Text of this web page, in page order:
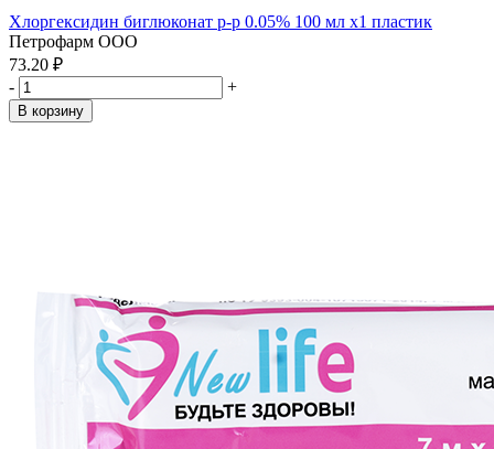
Хлоргексидин биглюконат р-р 0.05% 100 мл x1 пластик
Петрофарм ООО
73.20 ₽
-
+
В корзину